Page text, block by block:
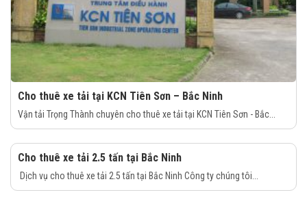
Cho thuê xe tải tại KCN Tiên Sơn – Bắc Ninh
Vận tải Trọng Thành chuyên cho thuê xe tải tại KCN Tiên Sơn - Bắc...
Cho thuê xe tải 2.5 tấn tại Bắc Ninh
Dịch vụ cho thuê xe tải 2.5 tấn tại Bắc Ninh Công ty chúng tôi...